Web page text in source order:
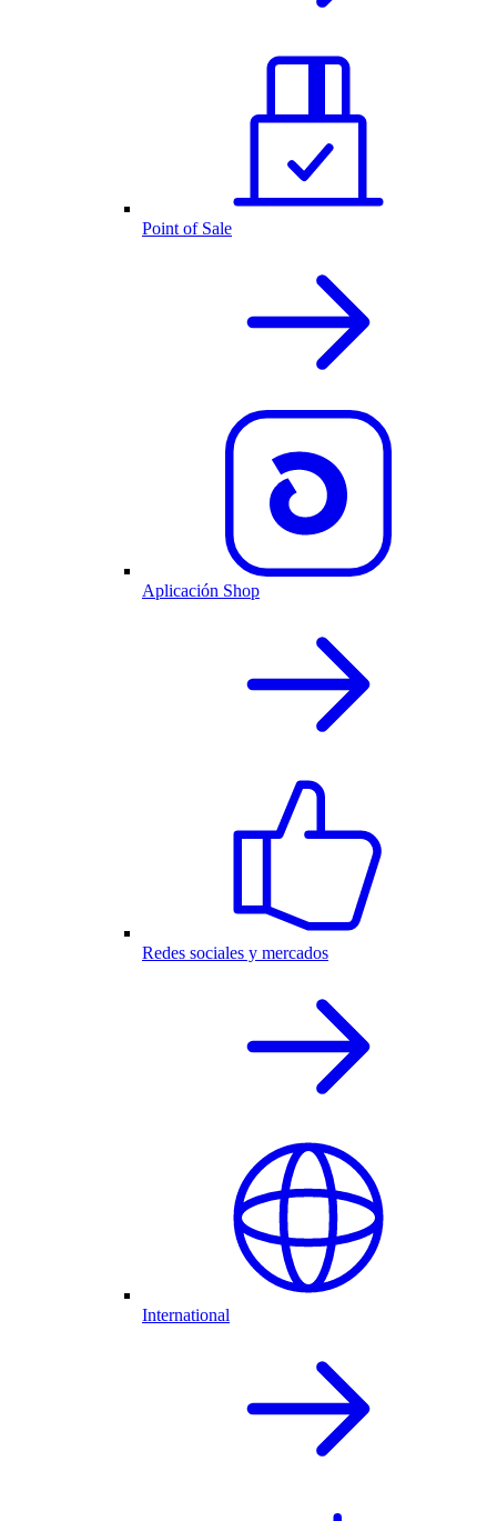
Point of Sale
Aplicación Shop
Redes sociales y mercados
International